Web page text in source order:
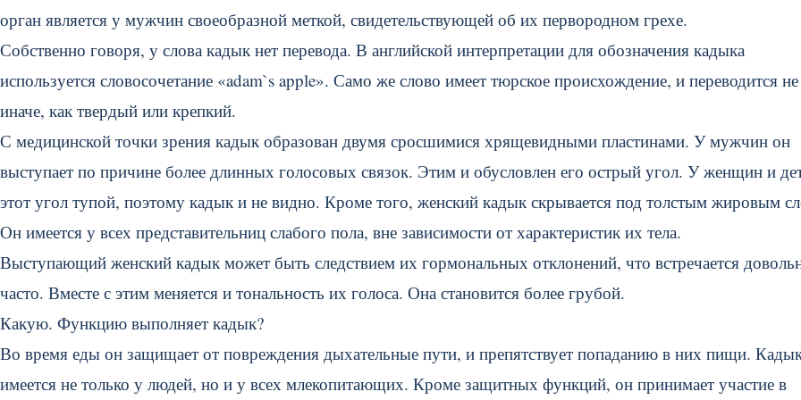
орган является у мужчин своеобразной меткой, свидетельствующей об их первородном грехе.
Собственно говоря, у слова кадык нет перевода. В английской интерпретации для обозначения кадыка
используется словосочетание «adam`s apple». Само же слово имеет тюрское происхождение, и переводится не
иначе, как твердый или крепкий.
С медицинской точки зрения кадык образован двумя сросшимися хрящевидными пластинами. У мужчин он
выступает по причине более длинных голосовых связок. Этим и обусловлен его острый угол. У женщин и
этот угол тупой, поэтому кадык и не видно. Кроме того, женский кадык скрывается под толстым жировым
Он имеется у всех представительниц слабого пола, вне зависимости от характеристик их тела.
Выступающий женский кадык может быть следствием их гормональных отклонений, что встречается
часто. Вместе с этим меняется и тональность их голоса. Она становится более грубой.
Какую. Функцию выполняет кадык?
Во время еды он защищает от повреждения дыхательные пути, и препятствует попаданию в них пищи.
имеется не только у людей, но и у всех млекопитающих. Кроме защитных функций, он принимает участие в